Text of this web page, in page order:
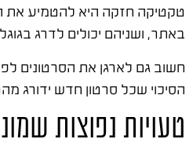
טקטיקה חזקה היא להטמיע את
באתר, ושניהם יכולים לדרג
חשוב גם לארגן את הסרטונים
הסיכוי שכל סרטון חדש ידורג
טעויות נפוצות